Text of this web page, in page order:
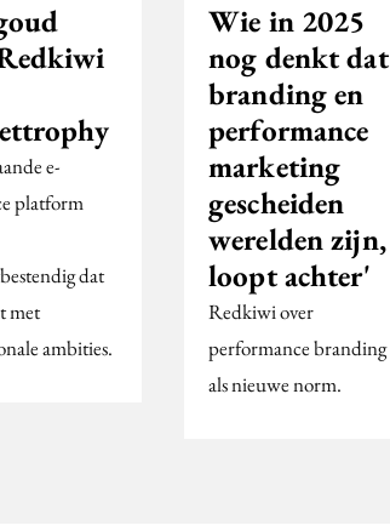
e-
platform
dat
met
ambities.
Wie in 2025
nog denkt dat
branding en
performance
marketing
gescheiden
werelden zijn,
loopt achter'
Redkiwi over
performance branding
als nieuwe norm.